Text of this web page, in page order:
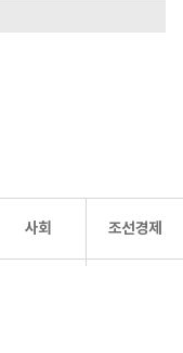
사회 조선경제